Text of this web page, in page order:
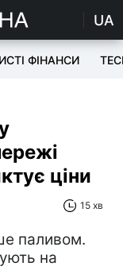
UA
ФІНАНСИ
ціни
15 хв
паливом.
на